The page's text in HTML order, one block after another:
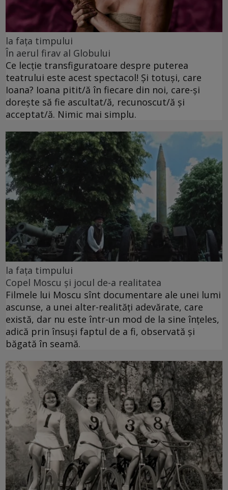
la fața timpului
În aerul firav al Globului
Ce lecție transfiguratoare despre puterea
teatrului este acest spectacol! Și totuși, care
Ioana? Ioana pitit/ă în fiecare din noi, care-și
dorește să fie ascultat/ă, recunoscut/ă și
acceptat/ă. Nimic mai simplu.
la fața timpului
Copel Moscu și jocul de-a realitatea
Filmele lui Moscu sînt documentare ale unei lumi
ascunse, a unei alter-realități adevărate, care
există, dar nu este într-un mod de la sine înțeles,
adică prin însuși faptul de a fi, observată și
băgată în seamă.